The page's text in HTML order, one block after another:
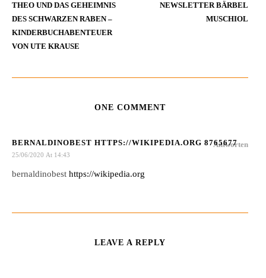
THEO UND DAS GEHEIMNIS
DES SCHWARZEN RABEN –
KINDERBUCHABENTEUER
VON UTE KRAUSE
NEWSLETTER BÄRBEL
MUSCHIOL
ONE COMMENT
BERNALDINOBEST HTTPS://WIKIPEDIA.ORG 8765677
25/06/2020 At 14:43
Antworten
bernaldinobest https://wikipedia.org
LEAVE A REPLY